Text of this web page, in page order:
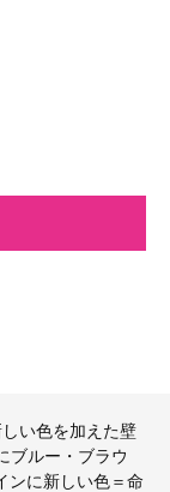
い色を加えた壁
ブルー・ブラウ
ンに新しい色＝命